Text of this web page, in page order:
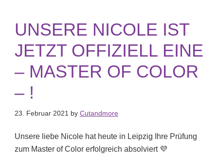
UNSERE NICOLE IST
JETZT OFFIZIELL EINE
– MASTER OF COLOR
– !
23. Februar 2021 by Cutandmore
Unsere liebe Nicole hat heute in Leipzig Ihre Prüfung
zum Master of Color erfolgreich absolviert 💜